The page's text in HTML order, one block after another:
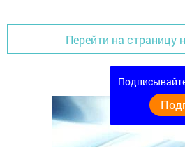
Перейти на страницу